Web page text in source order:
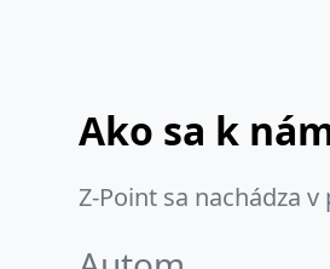
Ako sa k
Z-Point sa nachádza